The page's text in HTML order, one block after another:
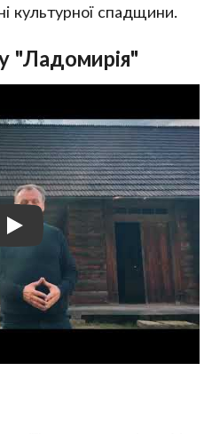
культурної спадщини.
"Ладомирія"